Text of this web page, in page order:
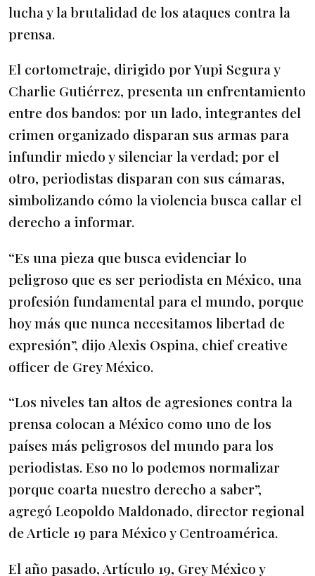
lucha y la brutalidad de los ataques contra la
prensa.
El cortometraje, dirigido por Yupi Segura y
Charlie Gutiérrez, presenta un enfrentamiento
entre dos bandos: por un lado, integrantes del
crimen organizado disparan sus armas para
infundir miedo y silenciar la verdad; por el
otro, periodistas disparan con sus cámaras,
simbolizando cómo la violencia busca callar el
derecho a informar.
“Es una pieza que busca evidenciar lo
peligroso que es ser periodista en México, una
profesión fundamental para el mundo, porque
hoy más que nunca necesitamos libertad de
expresión”, dijo Alexis Ospina, chief creative
officer de Grey México.
“Los niveles tan altos de agresiones contra la
prensa colocan a México como uno de los
países más peligrosos del mundo para los
periodistas. Eso no lo podemos normalizar
porque coarta nuestro derecho a saber”,
agregó Leopoldo Maldonado, director regional
de Article 19 para México y Centroamérica.
El año pasado, Artículo 19, Grey México y